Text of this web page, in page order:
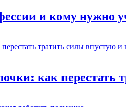
и кому нужно
как